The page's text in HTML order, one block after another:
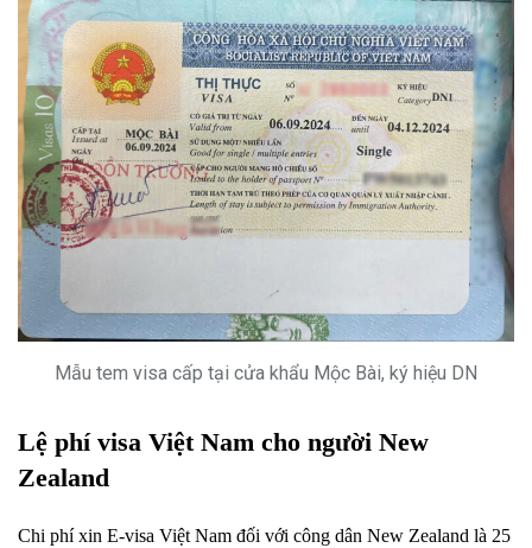
Mẫu tem visa cấp tại cửa khẩu Mộc Bài, ký hiệu DN
Lệ phí visa Việt Nam cho người New
Zealand
Chi phí xin E-visa Việt Nam đối với công dân New Zealand là 25